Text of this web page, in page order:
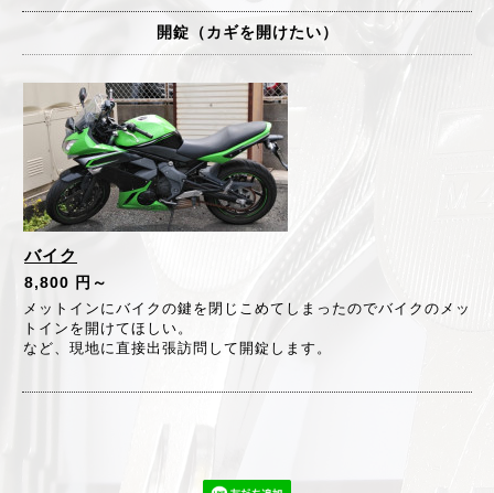
開錠（カギを開けたい）
バイク
8,800 円～
メットインにバイクの鍵を閉じこめてしまったのでバイクのメッ
トインを開けてほしい。
など、現地に直接出張訪問して開錠します。